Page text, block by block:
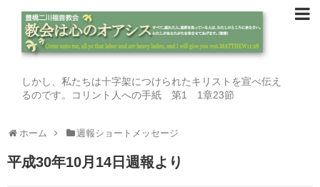
しかし、私たちは十字架につけられたキリストを宣べ伝え
るのです。コリント人への手紙 第1 1章23節
ホーム 週報ショートメッセージ
平成30年10月14日週報より